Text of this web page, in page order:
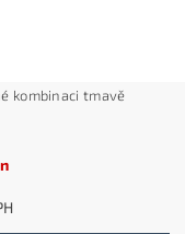
kombinaci tmavě